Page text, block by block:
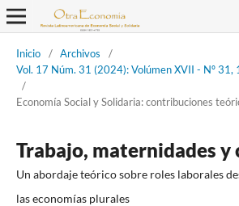
Inicio / Archivos
/
Vol. 17 Núm. 31 (2024): Volúmen XVII - Nº
/
Economía Social y Solidaria: contribuciones
Trabajo, maternidades y
Un abordaje teórico sobre roles laborales
las economías plurales